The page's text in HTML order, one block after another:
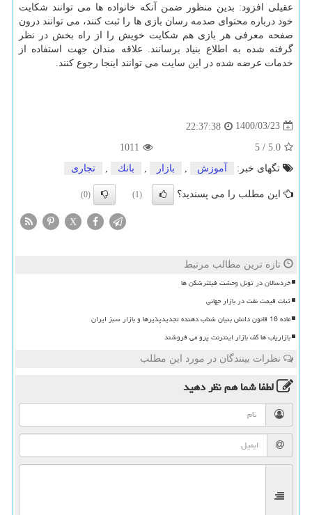
عقیلی افزود: بدین منظور ضمن آنکه خانواده ها می توانند شکایت
خود درباره محتوای صدمه رسان بازی ها را ثبت کنند، می توانند درون
صفحه معرفی هر بازی هم شکایت خویش را از راه بخش در نظر
گرفته شده به اطلاع بنیاد برسانند. علاقه مندان جهت استفاده از
خدمات عرضه شده در این سایت می توانند اینجا رجوع کنند.
1400/03/23
22:37:38
5.0
/
5
1011
تگهای خبر:
آموزش بازار بانك تجاری
این مطلب را می پسندید؟ (1)
(0)
X
تازه ترین مطالب مرتبط
خردسالان در تونل وحشت فیلترشکن ها
ثبات قیمت نفت در بازار جهانی
ماده 16 قانون دانش بنیان شتاب دهنده تجدیدپذیرها و بازار سبز ایران
بازاریاب ها کف بازار اینترنت پرو می فروشند
نظرات بینندگان در مورد این مطلب
لطفا شما همنظر دهید